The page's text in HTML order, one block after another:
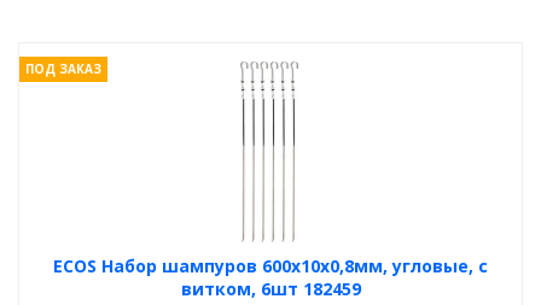
ECOS Набор шампуров 600x10x0,8мм, угловые, с
витком, 6шт 182459
ПОД ЗАКАЗ